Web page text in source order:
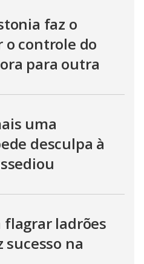
faz o
o controle do
para outra
uma
desculpa à
flagrar ladrões
sucesso na